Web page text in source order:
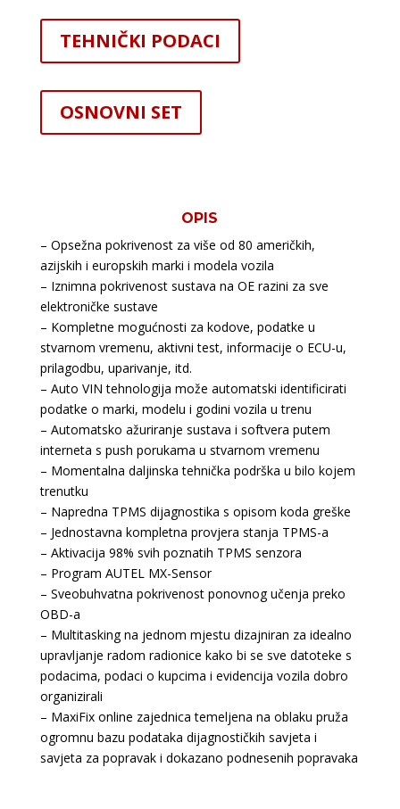
TEHNIČKI PODACI
OSNOVNI SET
OPIS
– Opsežna pokrivenost za više od 80 američkih,
azijskih i europskih marki i modela vozila
– Iznimna pokrivenost sustava na OE razini za sve
elektroničke sustave
– Kompletne mogućnosti za kodove, podatke u
stvarnom vremenu, aktivni test, informacije o ECU-u,
prilagodbu, uparivanje, itd.
– Auto VIN tehnologija može automatski identificirati
podatke o marki, modelu i godini vozila u trenu
– Automatsko ažuriranje sustava i softvera putem
interneta s push porukama u stvarnom vremenu
– Momentalna daljinska tehnička podrška u bilo kojem
trenutku
– Napredna TPMS dijagnostika s opisom koda greške
– Jednostavna kompletna provjera stanja TPMS-a
– Aktivacija 98% svih poznatih TPMS senzora
– Program AUTEL MX-Sensor
– Sveobuhvatna pokrivenost ponovnog učenja preko
OBD-a
– Multitasking na jednom mjestu dizajniran za idealno
upravljanje radom radionice kako bi se sve datoteke s
podacima, podaci o kupcima i evidencija vozila dobro
organizirali
– MaxiFix online zajednica temeljena na oblaku pruža
ogromnu bazu podataka dijagnostičkih savjeta i
savjeta za popravak i dokazano podnesenih popravaka